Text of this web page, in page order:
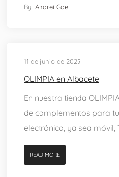
By Andrei Gae
11 de junio de 2025
OLIMPIA en Albacete
En nuestra tienda
de complementos para
electrónico, ya sea móvil,
READ MORE